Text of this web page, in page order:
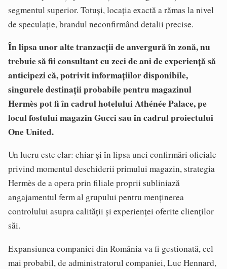
segmentul superior. Totuși, locația exactă a rămas la nivel
de speculație, brandul neconfirmând detalii precise.
În lipsa unor alte tranzacții de anvergură în zonă, nu
trebuie să fii consultant cu zeci de ani de experiență să
anticipezi că, potrivit informațiilor disponibile,
singurele destinații probabile pentru magazinul
Hermès pot fi în cadrul hotelului Athénée Palace, pe
locul fostului magazin Gucci sau în cadrul proiectului
One United.
Un lucru este clar: chiar și în lipsa unei confirmări oficiale
privind momentul deschiderii primului magazin, strategia
Hermès de a opera prin filiale proprii subliniază
angajamentul ferm al grupului pentru menținerea
controlului asupra calității și experienței oferite clienților
săi.
Expansiunea companiei din România va fi gestionată, cel
mai probabil, de administratorul companiei, Luc Hennard,